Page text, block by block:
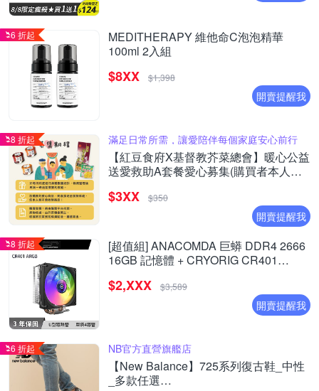
6 折起
MEDITHERAPY 維他命C泡泡精華
100ml 2入組
$8XX $1,398
開賣提醒我
8 折起 滿足日常所需，讓愛陪伴每個家庭安心前行
【紅豆食府X基督教芥菜總會】暖心公益
送愛救助A套餐愛心募集(購買者本人不
$3XX $350
開賣提醒我
8 折起
[超值組] ANACOMDA 巨蟒 DDR4 2666
16GB 記憶體 + CRYORIG CR401
$2,XXX $3,589
開賣提醒我
6 折起 NB官方直營旗艦店
【New Balance】725系列復古鞋_中性
_多款任選